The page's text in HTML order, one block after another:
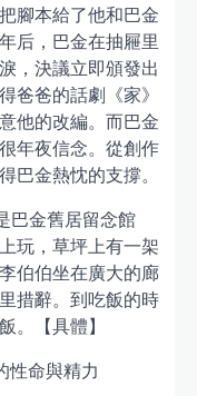
腳本給了他和巴金
后，巴金在抽屜里
，決議立即頒發出
爸爸的話劇《家》
他的改編。而巴金
年夜信念。從創作
巴金熱忱的支撐。
巴金舊居留念館
玩，草坪上有一架
伯伯坐在廣大的廊
措辭。到吃飯的時
。【具體】
性命與精力